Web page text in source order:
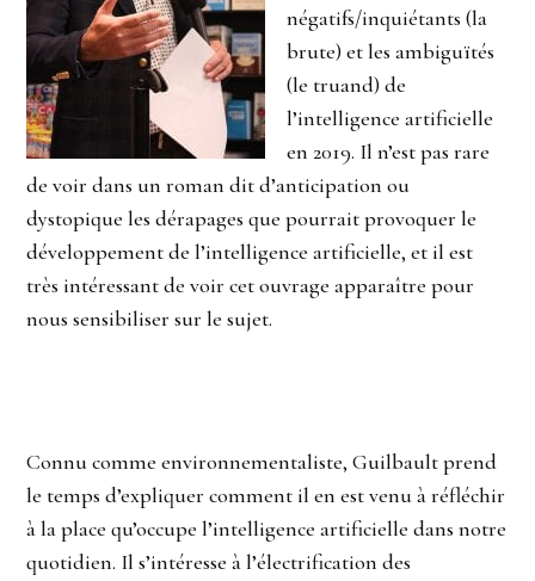
négatifs/inquiétants (la
brute) et les ambiguïtés
(le truand) de
l’intelligence artificielle
en 2019. Il n’est pas rare
de voir dans un roman dit d’anticipation ou
dystopique les dérapages que pourrait provoquer le
développement de l’intelligence artificielle, et il est
très intéressant de voir cet ouvrage apparaître pour
nous sensibiliser sur le sujet.
Connu comme environnementaliste, Guilbault prend
le temps d’expliquer comment il en est venu à réfléchir
à la place qu’occupe l’intelligence artificielle dans notre
quotidien. Il s’intéresse à l’électrification des